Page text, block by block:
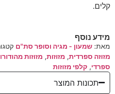
קלים.
מידע נוסף
מאת: שמעון - מגיה וסופר סת"ם
מזוזה ספרדית, מזוזות, מזוזות
ספרדי, קלפי מזוזות
תכונות המוצר